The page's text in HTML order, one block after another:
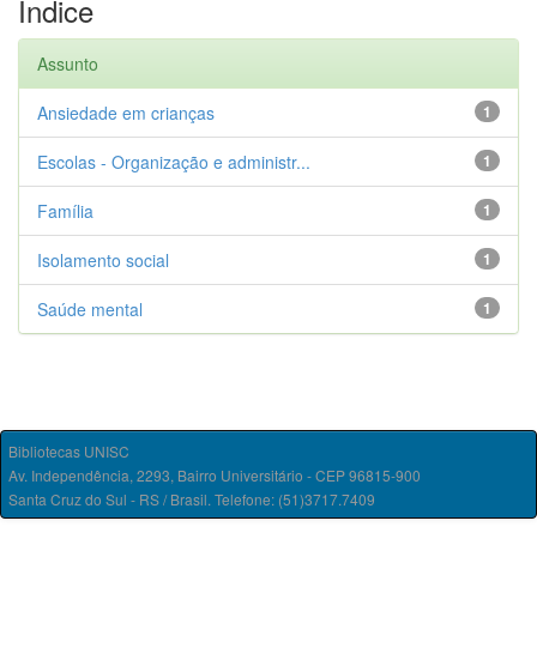
Índice
Assunto
1
Ansiedade em crianças
1
Escolas - Organização e administr...
1
Família
1
Isolamento social
1
Saúde mental
Bibliotecas UNISC
Av. Independência, 2293, Bairro Universitário - CEP 96815-900
Santa Cruz do Sul - RS / Brasil. Telefone: (51)3717.7409